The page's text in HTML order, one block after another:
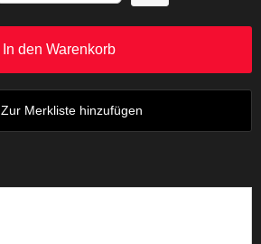
In den Warenkorb
Zur Merkliste hinzufügen